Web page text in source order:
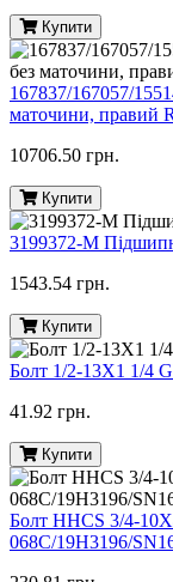
Купити
167837/167057/
маточини, правий
10706.50 грн.
Купити
3199372-M
1543.54 грн.
Купити
Болт 1/2-13X1 1/4
41.92 грн.
Купити
Болт HHCS 3/4-
068C/19H3196/